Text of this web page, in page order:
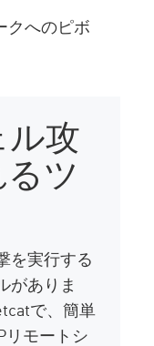
クへのピボ
ル攻
ツ
を実行する
がありま
で、簡単
リモートシ